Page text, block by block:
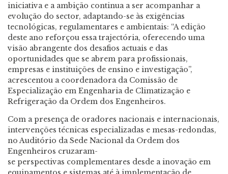
iniciativa e a ambição continua a ser acompanhar a
evolução do sector, adaptando-se às exigências
tecnológicas, regulamentares e ambientais: “A edição
deste ano reforçou essa trajectória, oferecendo uma
visão abrangente dos desafios actuais e das
oportunidades que se abrem para profissionais,
empresas e instituições de ensino e investigação”,
acrescentou a coordenadora daComissão de
Especialização em Engenharia de Climatização e
Refrigeração da Ordem dos Engenheiros.
Com a presença de oradores nacionais e internacionais,
intervenções técnicas especializadas e mesas-redondas,
no Auditório da Sede Nacional da Ordem dos
Engenheiros cruzaram-
se perspectivas complementares desde a inovação em